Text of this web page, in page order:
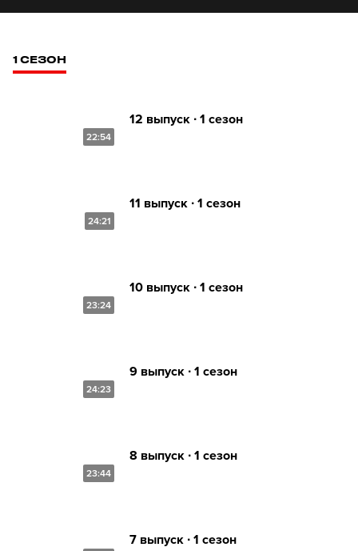
1 СЕЗОН
22:54
12 выпуск ∙ 1 сезон
24:21
11 выпуск ∙ 1 сезон
23:24
10 выпуск ∙ 1 сезон
24:23
9 выпуск ∙ 1 сезон
23:44
8 выпуск ∙ 1 сезон
7 выпуск ∙ 1 сезон